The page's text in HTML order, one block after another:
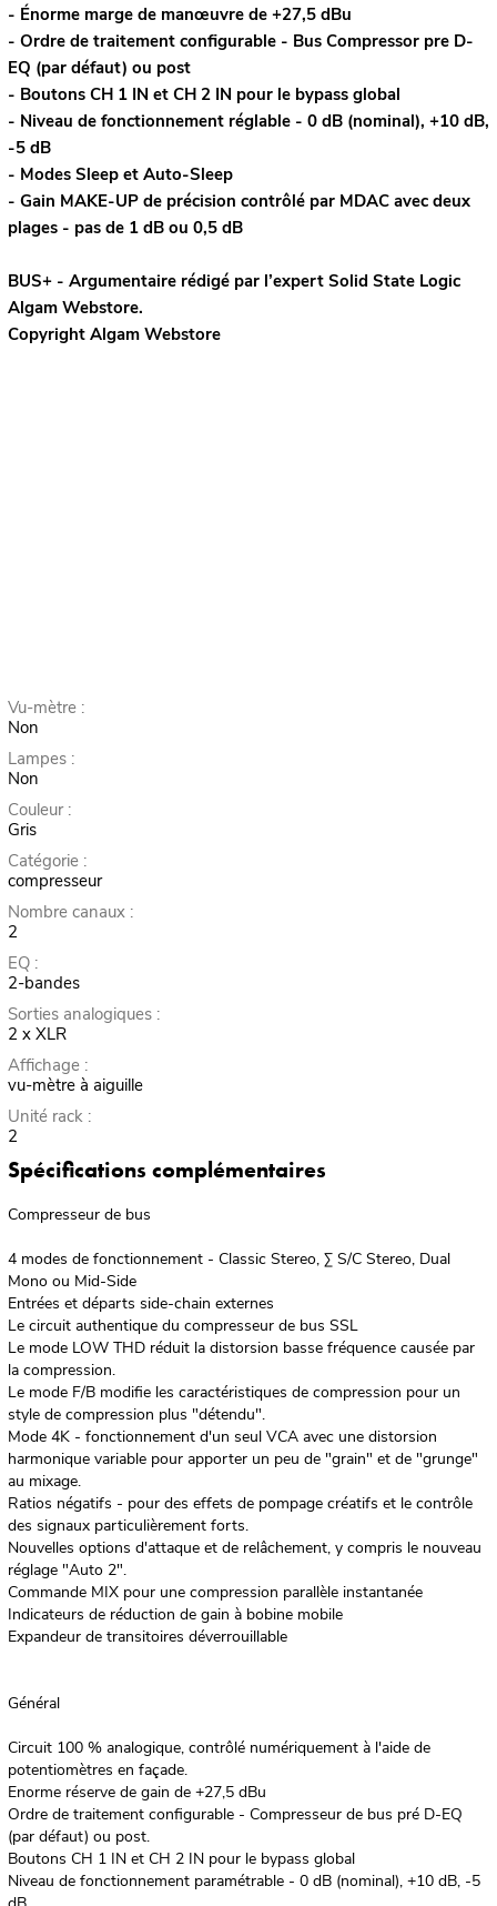
- Énorme marge de manœuvre de +27,5 dBu
- Ordre de traitement configurable - Bus Compressor pre D-
EQ (par défaut) ou post
- Boutons CH 1 IN et CH 2 IN pour le bypass global
- Niveau de fonctionnement réglable - 0 dB (nominal), +10 dB,
-5 dB
- Modes Sleep et Auto-Sleep
- Gain MAKE-UP de précision contrôlé par MDAC avec deux
plages - pas de 1 dB ou 0,5 dB
BUS+ - Argumentaire rédigé par l’expert Solid State Logic
Algam Webstore.
Copyright Algam Webstore
Vu-mètre :
Non
Lampes :
Non
Couleur :
Gris
Catégorie :
compresseur
Nombre canaux :
2
EQ :
2-bandes
Sorties analogiques :
2 x XLR
Affichage :
vu-mètre à aiguille
Unité rack :
2
Spécifications complémentaires
Compresseur de bus
4 modes de fonctionnement - Classic Stereo, Σ S/C Stereo, Dual
Mono ou Mid-Side
Entrées et départs side-chain externes
Le circuit authentique du compresseur de bus SSL
Le mode LOW THD réduit la distorsion basse fréquence causée par
la compression.
Le mode F/B modifie les caractéristiques de compression pour un
style de compression plus "détendu".
Mode 4K - fonctionnement d'un seul VCA avec une distorsion
harmonique variable pour apporter un peu de "grain" et de "grunge"
au mixage.
Ratios négatifs - pour des effets de pompage créatifs et le contrôle
des signaux particulièrement forts.
Nouvelles options d'attaque et de relâchement, y compris le nouveau
réglage "Auto 2".
Commande MIX pour une compression parallèle instantanée
Indicateurs de réduction de gain à bobine mobile
Expandeur de transitoires déverrouillable
Général
Circuit 100 % analogique, contrôlé numériquement à l'aide de
potentiomètres en façade.
Enorme réserve de gain de +27,5 dBu
Ordre de traitement configurable - Compresseur de bus pré D-EQ
(par défaut) ou post.
Boutons CH 1 IN et CH 2 IN pour le bypass global
Niveau de fonctionnement paramétrable - 0 dB (nominal), +10 dB, -5